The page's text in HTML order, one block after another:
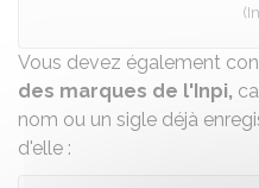
Vous devez également
des marques de l'Inpi,
nom ou un sigle déjà
d'elle :